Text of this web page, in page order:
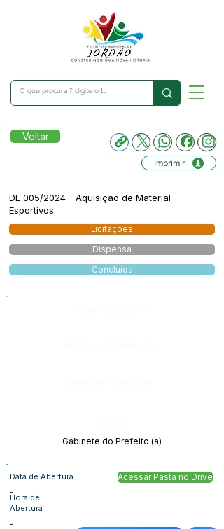
Voltar
Imprimir
DL 005/2024 - Aquisição de Material
Esportivos
Licitações
Dispensa
Concluída
Gabinete do Prefeito (a)
Data de Abertura
-
Acessar Pasta no Drive
Hora de
Abertura
-